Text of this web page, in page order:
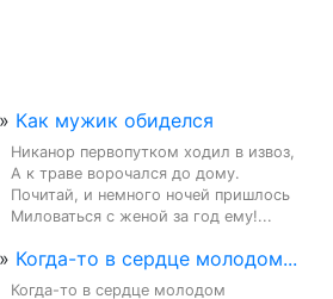
» Как мужик обиделся
Никанор первопутком ходил в извоз,
А к траве ворочался до дому.
Почитай, и немного ночей пришлось
Миловаться с женой за год ему!...
» Когда-то в сердце молодом...
Когда-то в сердце молодом